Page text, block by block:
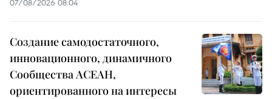
07/08/2026 08:04
Создание самодостаточного,
инновационного, динамичного
Сообщества АСЕАН,
ориентированного на интересы